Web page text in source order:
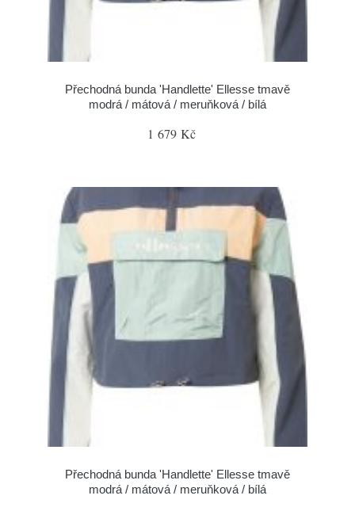
Přechodná bunda 'Handlette' Ellesse tmavě
modrá / mátová / meruňková / bílá
1 679 Kč
Přechodná bunda 'Handlette' Ellesse tmavě
modrá / mátová / meruňková / bílá